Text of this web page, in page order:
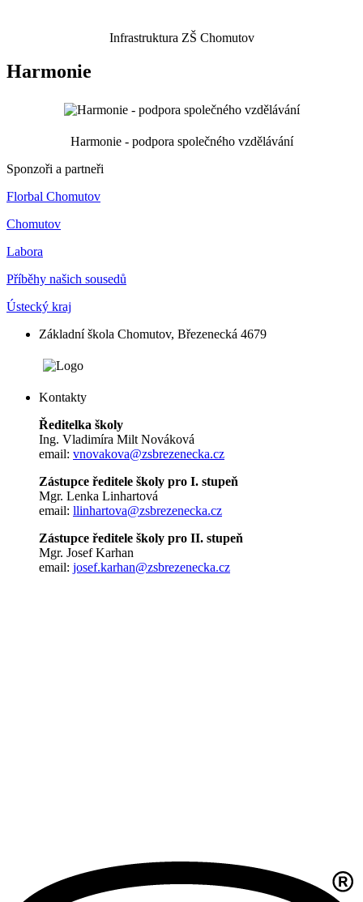
Infrastruktura ZŠ Chomutov
Harmonie
Harmonie - podpora společného vzdělávání
Sponzoři a partneři
Florbal Chomutov
Chomutov
Labora
Příběhy našich sousedů
Ústecký kraj
Základní škola Chomutov, Březenecká 4679
Kontakty
Ředitelka školy
Ing. Vladimíra Milt Nováková
email: vnovakova@zsbrezenecka.cz
Zástupce ředitele školy pro I. stupeň
Mgr. Lenka Linhartová
email: llinhartova@zsbrezenecka.cz
Zástupce ředitele školy pro II. stupeň
Mgr. Josef Karhan
email: josef.karhan@zsbrezenecka.cz